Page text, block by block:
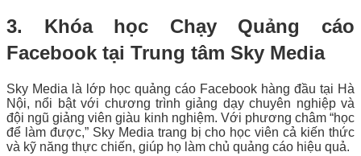
3. Khóa học Chạy Quảng cáo
Facebook tại Trung tâm Sky Media
Sky Media là lớp học quảng cáo Facebook hàng đầu tại Hà
Nội, nổi bật với chương trình giảng dạy chuyên nghiệp và
đội ngũ giảng viên giàu kinh nghiệm. Với phương châm “học
để làm được,” Sky Media trang bị cho học viên cả kiến thức
và kỹ năng thực chiến, giúp họ làm chủ quảng cáo hiệu quả.